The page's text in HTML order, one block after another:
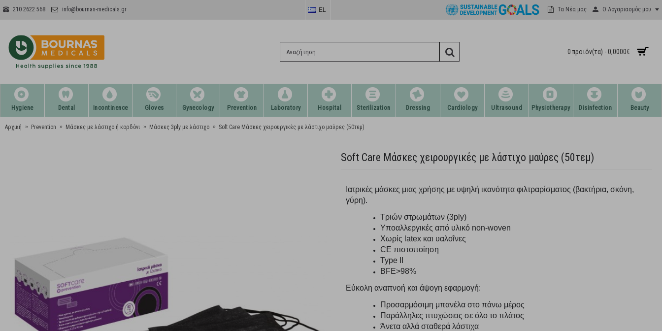
210 2622 568 info@bournas-medicals.gr EL Τα Νέα μας Ο Λογαριασμός μου
0 προϊόν(τα) - 0,0000€
Hygiene Dental Incontinence Gloves Gynecology Prevention Laboratory Hospital Sterilization Dressing Cardiology Ultrasound Physiotherapy Disinfection Beauty
Αρχική Prevention Μάσκες με λάστιχο ή κορδόνι Μάσκες 3ply με λάστιχο Soft Care Μάσκες χειρουργικές με λάστιχο μαύρες (50τεμ)
Soft Care Μάσκες χειρουργικές με λάστιχο μαύρες (50τεμ)
Ιατρικές μάσκες μιας χρήσης με υψηλή ικανότητα φιλτραρίσματος (βακτήρια, σκόνη,
γύρη).
Τριών στρωμάτων (3ply)
Υποαλλεργικές από υλικό non-woven
Χωρίς latex και υαλοΐνες
CE πιστοποίηση
Type II
ΒFE>98%
Εύκολη αναπνοή και άψογη εφαρμογή:
Προσαρμόσιμη μπανέλα στο πάνω μέρος
Παράλληλες πτυχώσεις σε όλο το πλάτος
Άνετα αλλά σταθερά λάστιχα